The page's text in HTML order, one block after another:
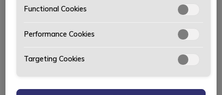
Functional Cookies
Performance Cookies
Targeting Cookies